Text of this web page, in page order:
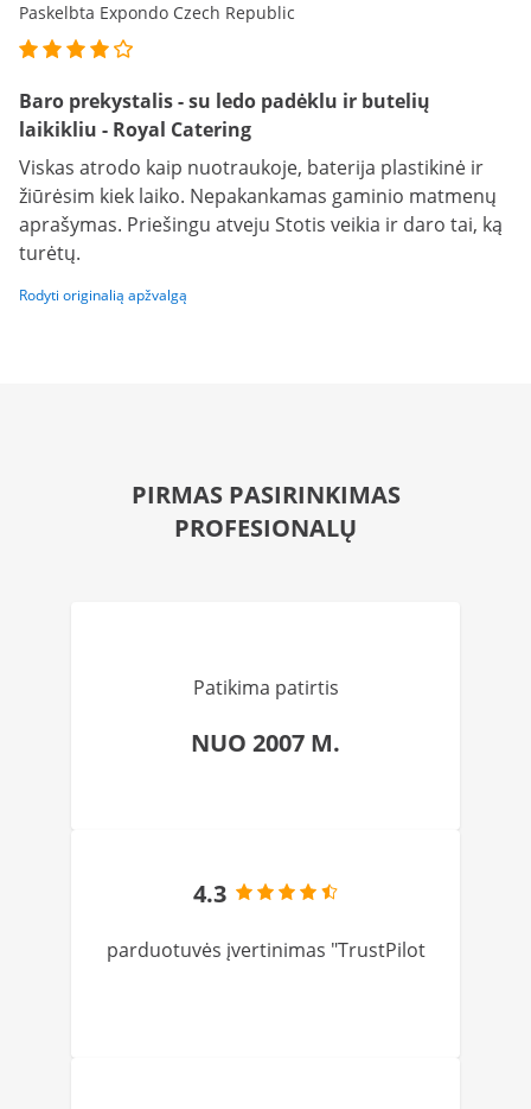
Paskelbta Expondo Czech Republic
Baro prekystalis - su ledo padėklu ir butelių
laikikliu - Royal Catering
Viskas atrodo kaip nuotraukoje, baterija plastikinė ir
žiūrėsim kiek laiko. Nepakankamas gaminio matmenų
aprašymas. Priešingu atveju Stotis veikia ir daro tai, ką
turėtų.
Rodyti originalią apžvalgą
PIRMAS PASIRINKIMAS
PROFESIONALŲ
Patikima patirtis
NUO 2007 M.
4.3
parduotuvės įvertinimas "TrustPilot